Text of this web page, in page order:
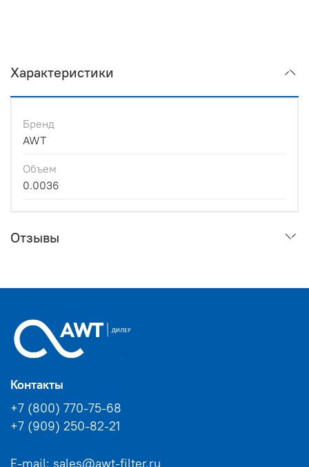
Характеристики
Бренд
AWT
Объем
0.0036
Отзывы
Контакты
+7 (800) 770-75-68
+7 (909) 250-82-21
E-mail: sales@awt-filter.ru